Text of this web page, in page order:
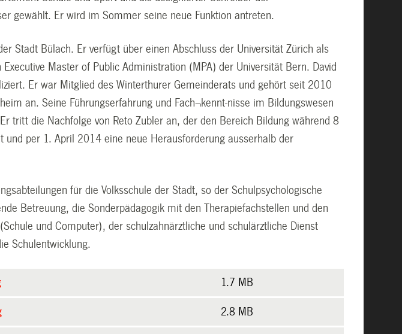
gewählt. Er wird im Sommer seine neue Funktion antreten.
Stadt Bülach. Er verfügt über einen Abschluss der Universität Zürich als
Master of Public Administration (MPA) der Universität Bern. David
Er war Mitglied des Winterthurer Gemeinderats und gehört seit 2010
an. Seine Führungserfahrung und Fach¬kennt-nisse im Bildungswesen
tritt die Nachfolge von Reto Zubler an, der den Bereich Bildung während 8
per 1. April 2014 eine neue Herausforderung ausserhalb der
für die Volksschule der Stadt, so der Schulpsychologische
Betreuung, die Sonderpädagogik mit den Therapiefachstellen und den
und Computer), der schulzahnärztliche und schulärztliche Dienst
Schulentwicklung.
1.7 MB
2.8 MB